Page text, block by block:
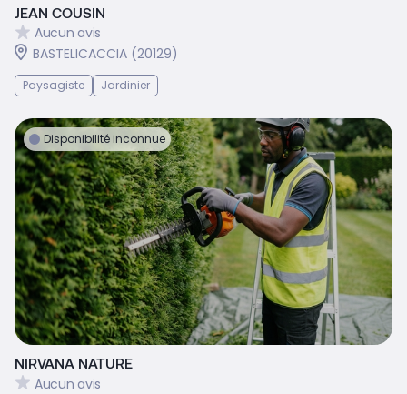
JEAN COUSIN
Aucun avis
BASTELICACCIA (20129)
Paysagiste Jardinier
Disponibilité inconnue
NIRVANA NATURE
Aucun avis